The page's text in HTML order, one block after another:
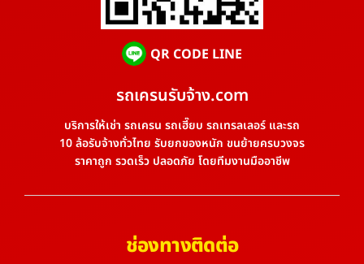
QR CODE LINE
รถเครนรับจ้าง.com
บริการให้เช่า รถเครน รถเฮี๊ยบ รถเทรลเลอร์ และรถ
10 ล้อรับจ้างทั่วไทย รับยกของหนัก ขนย้ายครบวงจร
ราคาถูก รวดเร็ว ปลอดภัย โดยทีมงานมืออาชีพ
ช่องทางติดต่อ